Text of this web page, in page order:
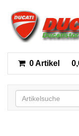
0 Artikel